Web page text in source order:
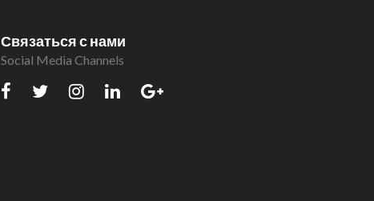
Связаться с нами
Social Media Channels